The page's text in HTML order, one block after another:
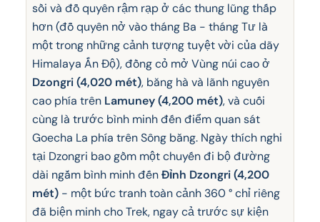
sồi và đỗ quyên rậm rạp ở các thung lũng thấp
hơn (đỗ quyên nở vào tháng Ba - tháng Tư là
một trong những cảnh tượng tuyệt vời của dãy
Himalaya Ấn Độ), đồng cỏ mở Vùng núi cao ở
Dzongri (4,020 mét), băng hà và lãnh nguyên
cao phía trên Lamuney (4,200 mét), và cuối
cùng là trước bình minh đến điểm quan sát
Goecha La phía trên Sông băng. Ngày thích nghi
tại Dzongri bao gồm một chuyến đi bộ đường
dài ngắm bình minh đếnĐỉnh Dzongri (4,200
mét)- một bức tranh toàn cảnh 360 ° chỉ riêng
đã biện minh cho Trek, ngay cả trước sự kiện